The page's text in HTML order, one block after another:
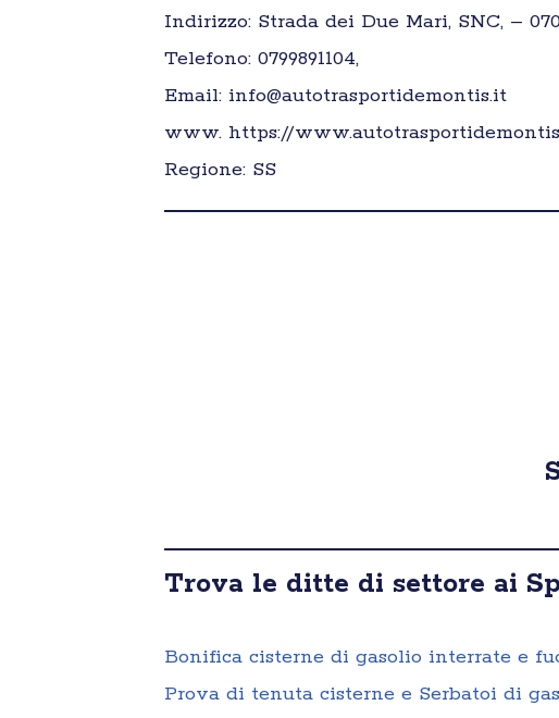
Indirizzo: Strada dei Due Mari, SNC, –
Telefono: 0799891104,
Email: info@autotrasportidemontis.it
www. https://
Regione: SS
Trova le ditte di settore ai
Bonifica cisterne di gasolio interrate e
Prova di tenuta cisterne e Serbatoi di